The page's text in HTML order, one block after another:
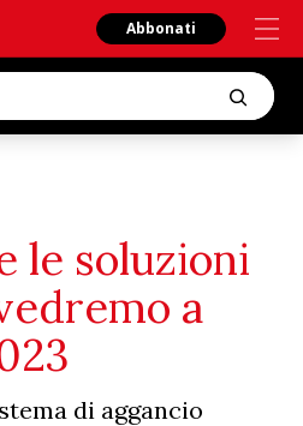
Abbonati
le soluzioni
a
di aggancio